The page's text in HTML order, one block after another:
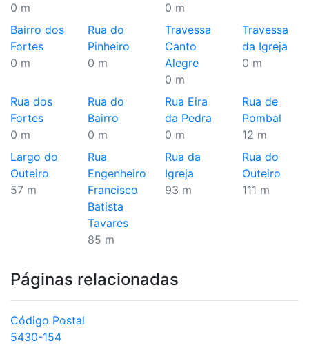
0 m
0 m
Bairro dos
Fortes
0 m
Rua do
Pinheiro
0 m
Travessa
Canto
Alegre
0 m
Travessa
da Igreja
0 m
Rua dos
Fortes
0 m
Rua do
Bairro
0 m
Rua Eira
da Pedra
0 m
Rua de
Pombal
12 m
Largo do
Outeiro
57 m
Rua
Engenheiro
Francisco
Batista
Tavares
85 m
Rua da
Igreja
93 m
Rua do
Outeiro
111 m
Páginas relacionadas
Código Postal
5430-154